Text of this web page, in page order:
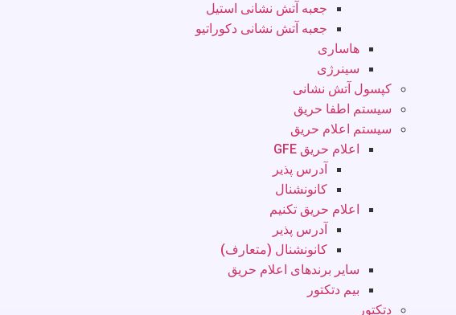
جعبه آتش نشانی استیل
جعبه آتش نشانی دکوراتیو
هاساری
سینرژی
کپسول آتش نشانی
سیستم اطفا حریق
سیستم اعلام حریق
اعلام حریق GFE
آدرس پذیر
کانونشنال
اعلام حریق تکنیم
آدرس پذیر
کانونشنال (متعارف)
سایر برندهای اعلام حریق
بیم دتکتور
دتکتور